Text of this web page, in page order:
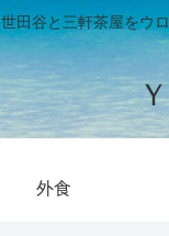
田谷と三軒茶屋をウ
外食